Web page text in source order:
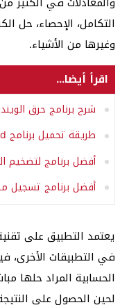
التكامل، الإحصاء، حل
وغيرها من الأشياء.
اقرأ أيضا...
شرح برنامج حرق
طريقة تحميل برنامج home design 3d للكمبيوتر
أفضل برنامج لتضخيم
أفضل برنامج تسجيل
يعتمد التطبيق على
في التطبيقات الأخرى،
الحسابية المراد حلها
لحين الحصول على